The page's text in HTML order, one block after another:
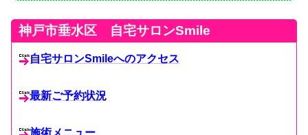
神戸市垂水区 自宅サロンSmile
自宅サロンSmileへのアクセス
最新ご予約状況
施術メニュー